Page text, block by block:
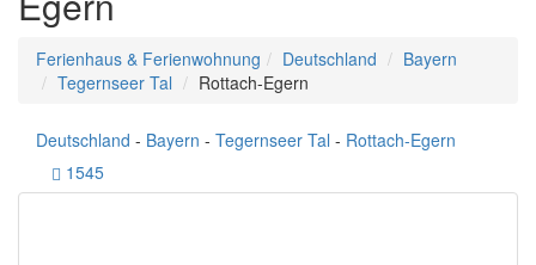
Ferienhaus & Ferienwohnung Deutschland
Bayern
Tegernseer Tal
Rottach-Egern
Deutschland - Bayern - Tegernseer Tal - Rottach-Egern
1545